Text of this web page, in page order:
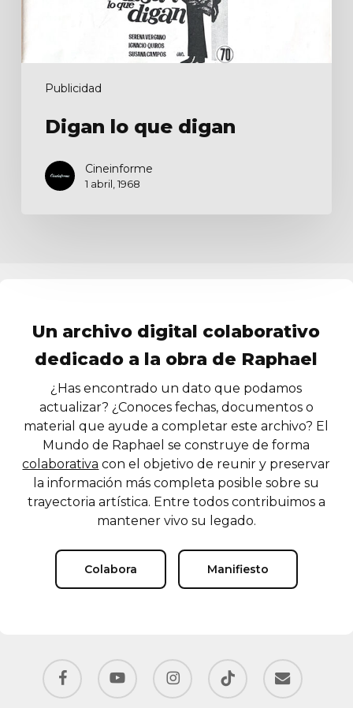
Publicidad
Digan lo que digan
Cineinforme
1 abril, 1968
Un archivo digital colaborativo
dedicado a la obra de Raphael
¿Has encontrado un dato que podamos
actualizar? ¿Conoces fechas, documentos o
material que ayude a completar este archivo? El
Mundo de Raphael se construye de forma
colaborativa con el objetivo de reunir y preservar
la información más completa posible sobre su
trayectoria artística. Entre todos contribuimos a
mantener vivo su legado.
Colabora Manifiesto
facebook youtube instagram tiktok email